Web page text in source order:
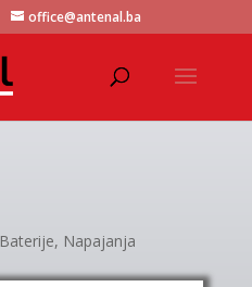
office@antenal.ba
Baterije, Napajanja